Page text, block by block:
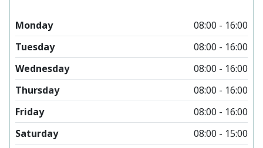
Monday
08:00 - 16:00
Tuesday
08:00 - 16:00
Wednesday
08:00 - 16:00
Thursday
08:00 - 16:00
Friday
08:00 - 16:00
Saturday
08:00 - 15:00